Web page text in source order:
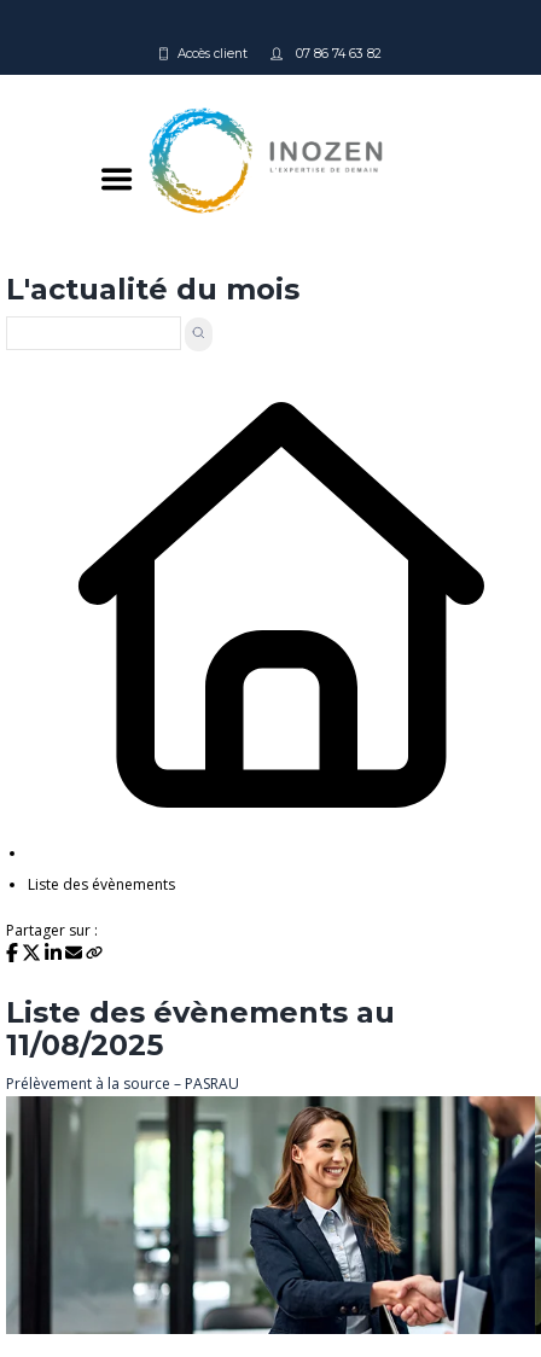
Accès client 07 86 74 63 82
L'actualité du mois
Liste des évènements
Partager sur :
Liste des évènements au
11/08/2025
Prélèvement à la source – PASRAU